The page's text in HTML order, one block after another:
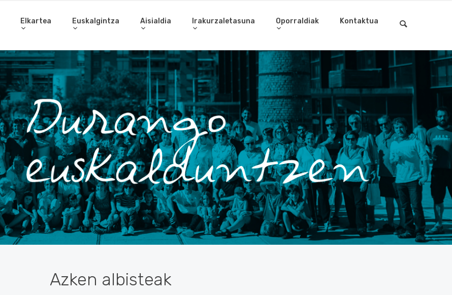
Elkartea Euskalgintza Aisialdia Irakurzaletasuna Oporraldiak Kontaktua
Gurekin lan egin gura duzu?
Bete galdetegia eta eman izena gure hezitzaileen lan
poltsan.
Azken albisteak